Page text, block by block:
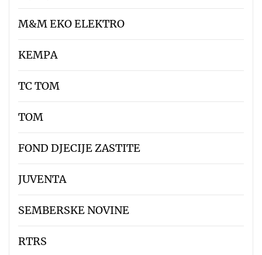
M&M EKO ELEKTRO
KEMPA
TC TOM
TOM
FOND DJECIJE ZASTITE
JUVENTA
SEMBERSKE NOVINE
RTRS